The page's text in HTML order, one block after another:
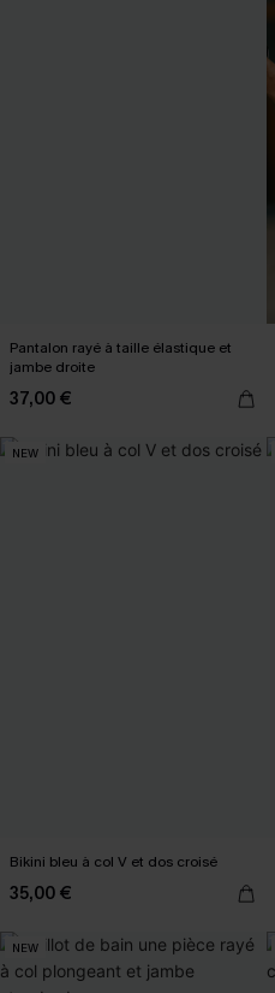
Pantalon rayé à taille élastique et
jambe droite
37,00 €
NEW
Bikini bleu à col V et dos croisé
35,00 €
NEW